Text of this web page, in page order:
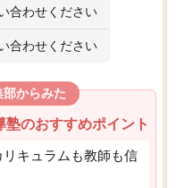
合わせください
合わせください
からみた
塾のおすすめポイント
キュラムも教師も信